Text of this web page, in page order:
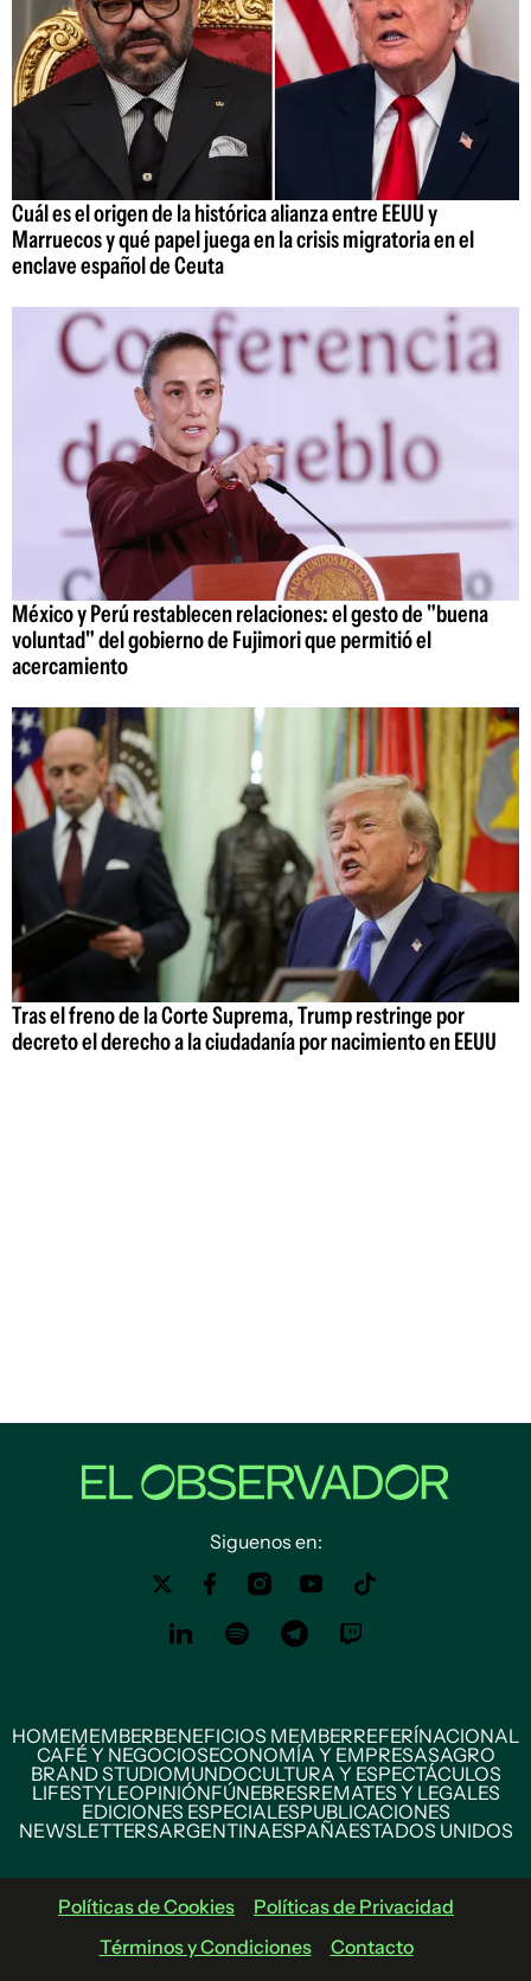
Cuál es el origen de la histórica alianza entre EEUU y
Marruecos y qué papel juega en la crisis migratoria en el
enclave español de Ceuta
México y Perú restablecen relaciones: el gesto de "buena
voluntad" del gobierno de Fujimori que permitió el
acercamiento
Tras el freno de la Corte Suprema, Trump restringe por
decreto el derecho a la ciudadanía por nacimiento en EEUU
Siguenos en:
HOMEMEMBERBENEFICIOS MEMBERREFERÍNACIONAL
CAFÉ Y NEGOCIOSECONOMÍA Y EMPRESASAGRO
BRAND STUDIOMUNDOCULTURA Y ESPECTÁCULOS
LIFESTYLEOPINIÓNFÚNEBRESREMATES Y LEGALES
EDICIONES ESPECIALESPUBLICACIONES
NEWSLETTERSARGENTINAESPAÑAESTADOS UNIDOS
Políticas de Cookies
Políticas de Privacidad
Términos y Condiciones
Contacto